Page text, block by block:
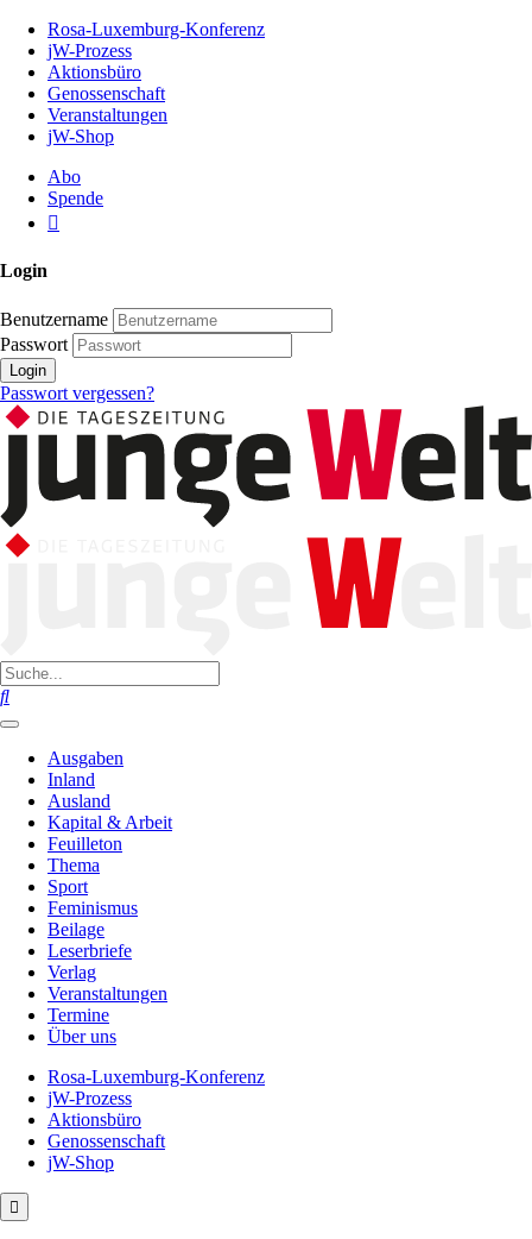
Inhalt
Seite
Rosa-Luxemburg-Konferenz
jW-Prozess
Aktionsbüro
Genossenschaft
Veranstaltungen
jW-Shop
Abo
Spende
Login
Benutzername
Passwort
Login
Passwort vergessen?
Ausgaben
Inland
Ausland
Kapital & Arbeit
Feuilleton
Thema
Sport
Feminismus
Beilage
Leserbriefe
Verlag
Veranstaltungen
Termine
Über uns
Rosa-Luxemburg-Konferenz
jW-Prozess
Aktionsbüro
Genossenschaft
jW-Shop